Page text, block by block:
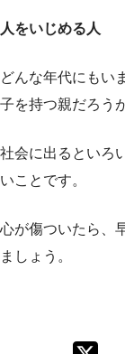
人をいじめる人
どんな年代にもい
子を持つ親だろう
社会に出るといろ
いことです。
心が傷ついたら、
ましょう。